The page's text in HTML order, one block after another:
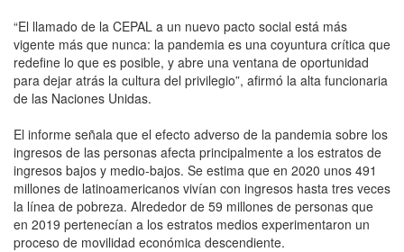
“El llamado de la CEPAL a un nuevo pacto social está más
vigente más que nunca: la pandemia es una coyuntura crítica que
redefine lo que es posible, y abre una ventana de oportunidad
para dejar atrás la cultura del privilegio”, afirmó la alta funcionaria
de las Naciones Unidas.
El informe señala que el efecto adverso de la pandemia sobre los
ingresos de las personas afecta principalmente a los estratos de
ingresos bajos y medio-bajos. Se estima que en 2020 unos 491
millones de latinoamericanos vivían con ingresos hasta tres veces
la línea de pobreza. Alrededor de 59 millones de personas que
en 2019 pertenecían a los estratos medios experimentaron un
proceso de movilidad económica descendiente.